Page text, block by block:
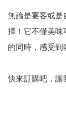
無論是宴客或是
擇！它不僅美味
的同時，感受到